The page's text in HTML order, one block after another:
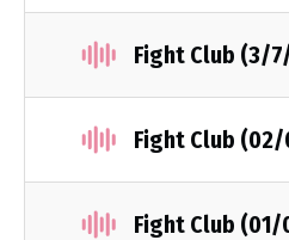
Fight Club (3/
Fight Club
Fight Club